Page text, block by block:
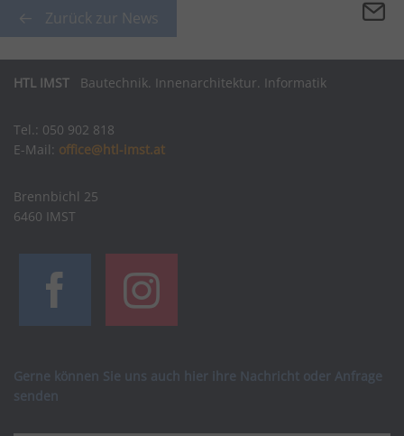
Zurück zur News
HTL IMST Bautechnik. Innenarchitektur. Informatik
Tel.: 050 902 818
E-Mail: office@htl-imst.at
Brennbichl 25
6460 IMST
Gerne können Sie uns auch hier ihre Nachricht oder Anfrage
senden